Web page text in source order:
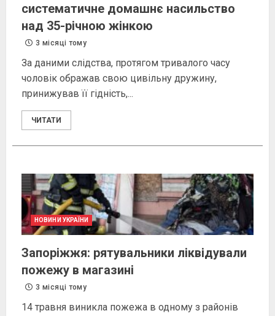
систематичне домашнє насильство
над 35-річною жінкою
3 місяці тому
За даними слідства, протягом тривалого часу
чоловік ображав свою цивільну дружину,
принижував її гідність,...
ЧИТАТИ
НОВИНИ УКРАЇНИ
Запоріжжя: рятувальники ліквідували
пожежу в магазині
3 місяці тому
14 травня виникла пожежа в одному з районів